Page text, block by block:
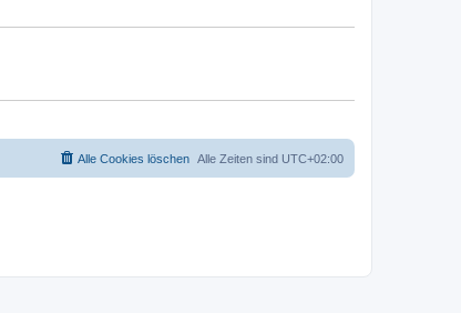
r
Alle Zeiten sind UTC+02:00
Alle Cookies löschen